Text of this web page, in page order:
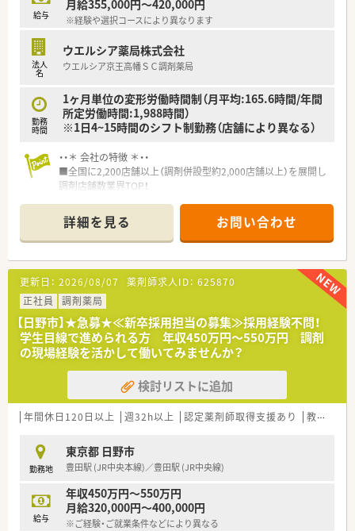
率的かつ持続可能な成長を目指しています。また、在宅医療に特
化したキャリアを形成することも可能です。
＼環境面について／
■全店で電子薬歴、ピッキング監査システムを導入しており、業
入れております。
■全店舗、薬歴をクラウド化することにより、患者様の服用履歴
をどこの店舗でも全て確認をすることができ、
ることができます。また、AIを活用した薬歴システムを導入予定
です。
■在宅専任、ラウンダー、週休3日（年間休日156日 ※店舗によ
ります）での働き方も選択可能です。
■ワークライフバランスが整っており、全社平均の残業時間が約
■お子様が小学校に入学されるまで、最大1日2時間まで短縮で
きるなど大手チェーン薬局並みの育児時短制度が整っています。
＼教育・研修について／
■全社員に対して専門分野におけるテストを月2回行う他、勉強
会を開いたり、いろいろな研修講習にも参加しています。
■海外研修の実施もあり、アメリカもしくはヨーロッパで先端医
療に触れる機会もございます。（7～10日程度）
■実務実習指導薬剤師が複数名在籍しており、新卒薬剤師も毎年
採用しています。
給与
月給355,000円～420,000円
※経験や選択コースにより異なります
法人
名
ウエルシア薬局株式会社
ウエルシア京王高幡ＳＣ調剤薬局
勤務
時間
1ヶ月単位の変形労働時間制（月平均:165.6時間/年間
所定労働時間:1,988時間）
※1日4~15時間のシフト制勤務（店舗により異なる）
・・＊ 会社の特徴 ＊・・
■全国に2,200店舗以上（調剤併設型約2,000店舗以上）を展開し
調剤店舗数業界TOP！
頑張り次第で高給与も可能！
■経験や勤務コースによりますが、経験の少ない方でも500万前
半スタートと業界TOP水準！
■職種や職域に合わせ、豊富な社内研修や外部組織と連携した研
修を用意されています
■薬剤師が中心の会社だからこそ活躍できるキャリアパスが多
種多様に用意されています。
■店舗拡大に伴い、エリアマネジャーや営業部長等のマネジメン
トのポジションも増えます。
■在宅や教育等の専門性を活かせるスペシャリストを目指すこ
とも可能です。
■その他にも、管理部門や商品部門等の本社スタッフなど活動領
域は多種多様です。
■在宅実施店舗は年々増加しており、在宅医療へもしっかりと関
わる事ができます。
時短勤務ができるよう変更予定です。
■年間休日が120日とワークライフバランスが整っています
■日用品から常備薬まで、従業員割引制度など嬉しいメリットも
たくさんあります！
詳細を見る お問い合わせ
更新日： 2026/08/07 薬剤師求人ID： 625870
正社員
調剤薬局
【日野市】★急募★≪新卒採用担当の募集≫採用経験不問！
学生目線で進められる方 年収450万円～550万円 調剤
の現場経験を活かして働いてみませんか？
検討リストに追加
年間休日120日以上 週32h以上 認定薬剤師取得支援あり 教育制度あり
勤務地
東京都 日野市
豊田駅 (JR中央本線)／豊田駅 (JR中央線)
給与
年収450万円～550万円
月給320,000円～400,000円
※ご経験・ご就業条件などにより異なる